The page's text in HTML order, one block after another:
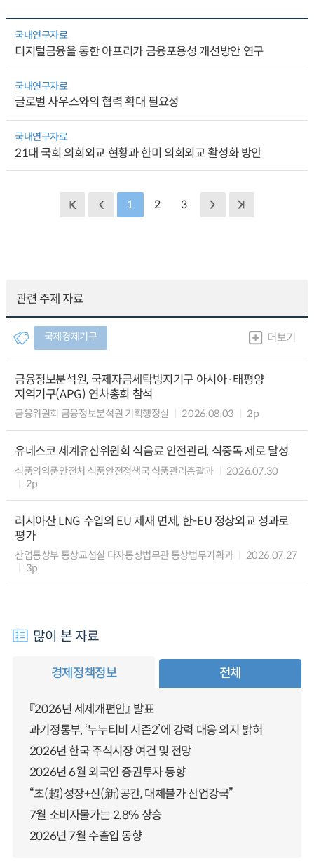
국내연구자료
디지털금융을 통한 아프리카 금융포용성 개선방안 연구
국내연구자료
글로벌 사우스와의 협력 확대 필요성
국내연구자료
21대 국회 의회외교 현황과 한미 의회외교 활성화 방안
1 2 3
관련 주제 자료
국제경제기구 더보기
금융정보분석원, 국제자금세탁방지기구 아시아·태평양
지역기구(APG) 연차총회 참석
금융위원회 금융정보분석원 기획행정실 2026.08.03 2p
유네스코 세계유산위원회 식음료 안전관리, 식중독 제로 달성
식품의약품안전처 식품안전정책국 식품관리총괄과
2026.07.30
2p
러시아산 LNG 수입의 EU 제재 면제, 한-EU 정상외교 성과로
평가
산업통상부 통상교섭실 다자통상법무관 통상법무기획과
2026.07.27
3p
많이 본 자료
경제정책정보 전체
『2026년 세제개편안』 발표
과기정통부, ‘누누티비 시즌2’에 강력 대응 의지 밝혀
2026년 한국 주식시장 여건 및 전망
2026년 6월 외국인 증권투자 동향
“초(超)성장+신(新)공간, 대체불가 산업강국”
7월 소비자물가는 2.8% 상승
2026년 7월 수출입 동향